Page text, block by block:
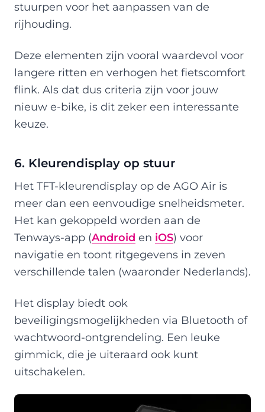
stuurpen voor het aanpassen van de
rijhouding.
Deze elementen zijn vooral waardevol voor
langere ritten en verhogen het fietscomfort
flink. Als dat dus criteria zijn voor jouw
nieuw e-bike, is dit zeker een interessante
keuze.
6. Kleurendisplay op stuur
Het TFT-kleurendisplay op de AGO Air is
meer dan een eenvoudige snelheidsmeter.
Het kan gekoppeld worden aan de
Tenways-app (Android en iOS) voor
navigatie en toont ritgegevens in zeven
verschillende talen (waaronder Nederlands).
Het display biedt ook
beveiligingsmogelijkheden via Bluetooth of
wachtwoord-ontgrendeling. Een leuke
gimmick, die je uiteraard ook kunt
uitschakelen.